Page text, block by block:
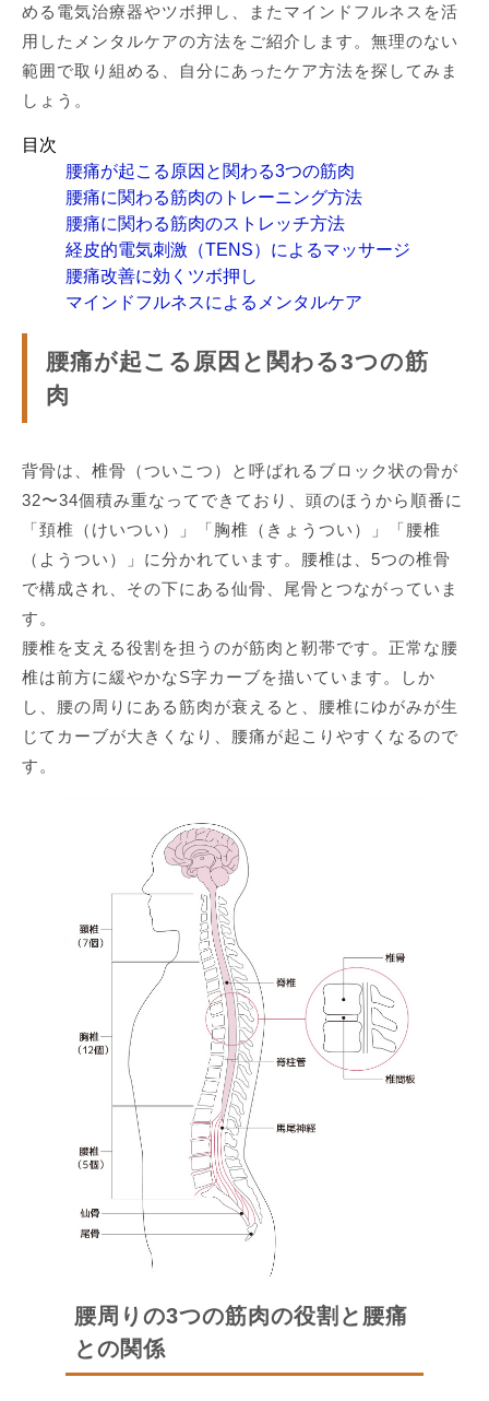
める電気治療器やツボ押し、またマインドフルネスを活
用したメンタルケアの方法をご紹介します。無理のない
範囲で取り組める、自分にあったケア方法を探してみま
しょう。
目次
腰痛が起こる原因と関わる3つの筋肉
腰痛に関わる筋肉のトレーニング方法
腰痛に関わる筋肉のストレッチ方法
経皮的電気刺激（TENS）によるマッサージ
腰痛改善に効くツボ押し
マインドフルネスによるメンタルケア
腰痛が起こる原因と関わる3つの筋
肉
背骨は、椎骨（ついこつ）と呼ばれるブロック状の骨が
32〜34個積み重なってできており、頭のほうから順番に
「頚椎（けいつい）」「胸椎（きょうつい）」「腰椎
（ようつい）」に分かれています。腰椎は、5つの椎骨
で構成され、その下にある仙骨、尾骨とつながっていま
す。
腰椎を支える役割を担うのが筋肉と靭帯です。正常な腰
椎は前方に緩やかなS字カーブを描いています。しか
し、腰の周りにある筋肉が衰えると、腰椎にゆがみが生
じてカーブが大きくなり、腰痛が起こりやすくなるので
す。
腰周りの3つの筋肉の役割と腰痛
との関係